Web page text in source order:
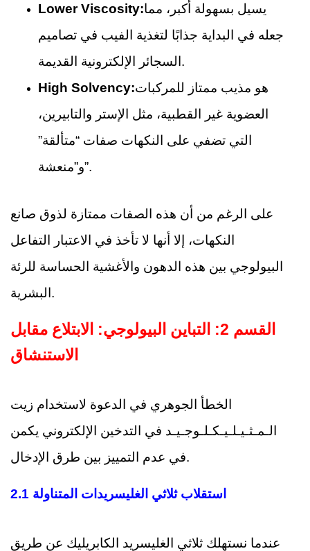
Lower Viscosity:يسيل بسهولة أكبر، مما
جعله في البداية جذابًا لتغذية الفيب في تصاميم
السجائر الإلكترونية القديمة.
High Solvency:هو مذيب ممتاز للمركبات
العضوية غير القطبية، مثل الإستر والتابيرين،
التي تضفي على النكهات صفات “متألقة”
و”منعشة”.
على الرغم من أن هذه الصفات ممتازة لذوق صانع
النكهات، إلا أنها لا تأخذ في الاعتبار التفاعل
البيولوجي بين هذه الدهون والأغشية الحساسة للرئة
البشرية.
القسم 2: التباين البيولوجي: الابتلاع مقابل
الاستنشاق
الخطأ الجوهري في الدعوة لاستخدام زيت
الـمـثـيـلـيـكـلـوجـيـد في التدخين الإلكتروني يكمن
في عدم التمييز بين طرق الإدخال.
2.1 استقلاب ثلاثي الغليسريدات المتناولة
عندما نستهلك ثلاثي الغليسريد الكابريليك عن طريق